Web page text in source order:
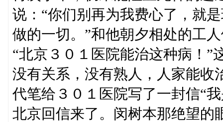
说：“你们别再为我费心了，就
做的一切。”和他朝夕相处的工
“北京３０１医院能治这种病！”
没有关系，没有熟人，人家能收
代笔给３０１医院写了一封信“
北京回信来了。闵树本那绝望的